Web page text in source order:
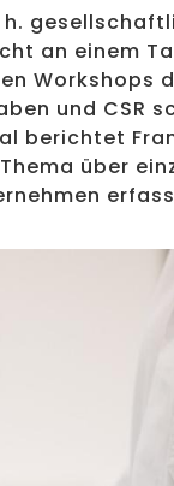
bei Flowey
an einem
Workshops
und CSR
berichtet
über